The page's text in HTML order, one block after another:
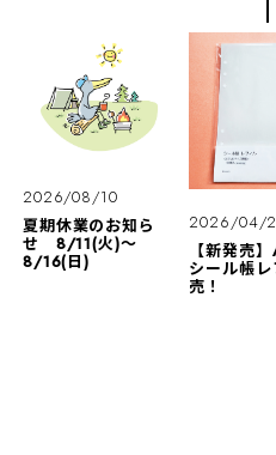
2026/08/10
夏期休業のお知ら
せ 8/11(火)〜
8/16(日)
2026/04/
【新発売
シール帳
売！